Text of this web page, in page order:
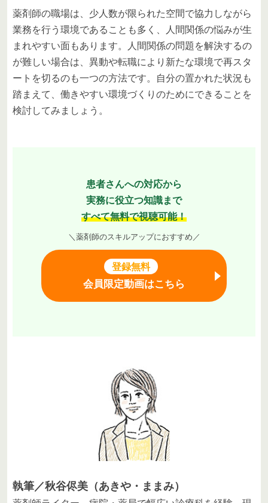
薬剤師の職場は、少人数が限られた空間で協力しながら
業務を行う環境であることも多く、人間関係の悩みが生
まれやすい面もあります。人間関係の問題を解決するの
が難しい場合は、異動や転職により新たな環境で再スタ
ートを切るのも一つの方法です。自分の置かれた状況も
踏まえて、働きやすい環境づくりのためにできることを
検討してみましょう。
患者さんへの対応から
実務に役立つ知識まで
すべて無料で視聴可能！
＼薬剤師のスキルアップにおすすめ／
登録無料
会員限定動画はこちら
執筆／秋谷侭美（あきや・ままみ）